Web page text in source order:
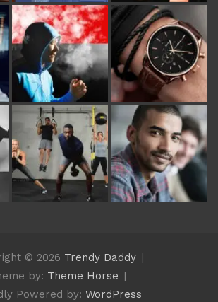
© 2026 Trendy Daddy
by: Theme Horse
Powered by: WordPress